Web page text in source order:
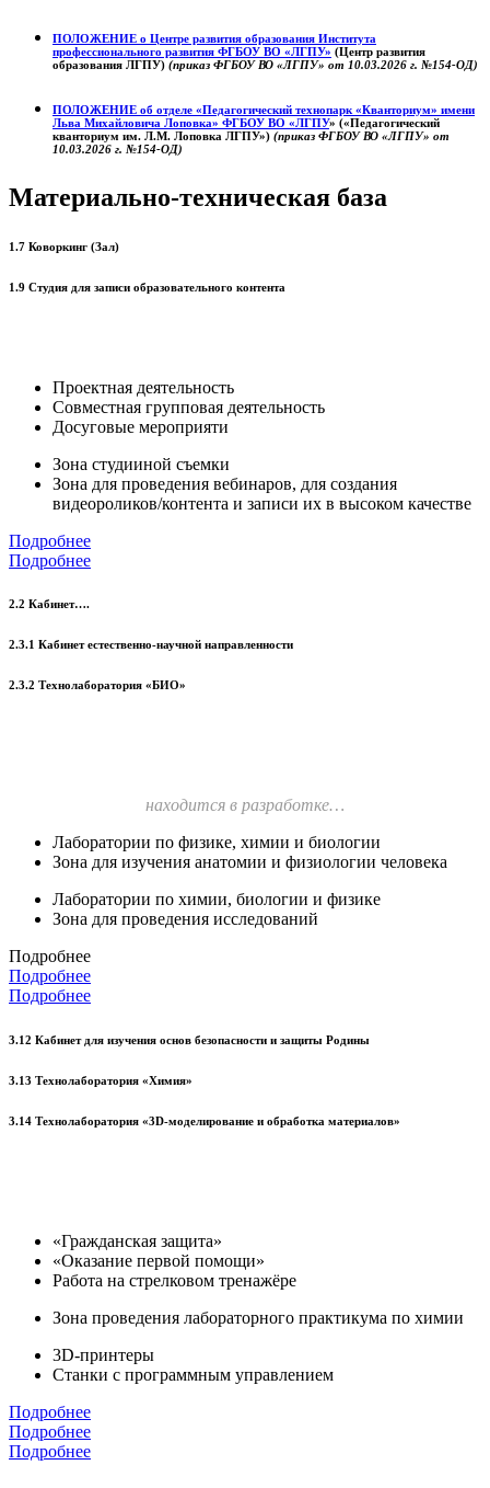
ПОЛОЖЕНИЕ о Центре развития образования Института
профессионального развития ФГБОУ ВО «ЛГПУ» (Центр развития
образования ЛГПУ) (приказ ФГБОУ ВО «ЛГПУ» от 10.03.2026 г. №154-ОД)
ПОЛОЖЕНИЕ об отделе «Педагогический технопарк «Кванториум» имени
Льва Михайловича Лоповка» ФГБОУ ВО «ЛГПУ» («Педагогический
кванториум им. Л.М. Лоповка ЛГПУ») (приказ ФГБОУ ВО «ЛГПУ» от
10.03.2026 г. №154-ОД)
Материально-техническая база
1.7 Коворкинг (Зал)
1.9 Студия для записи образовательного контента
Проектная деятельность
Совместная групповая деятельность
Досуговые мероприяти
Зона студииной съемки
Зона для проведения вебинаров, для создания
видеороликов/контента и записи их в высоком качестве
Подробнее
Подробнее
2.2 Кабинет….
2.3.1 Кабинет естественно-научной направленности
2.3.2 Технолаборатория «БИО»
находится в разработке…
Лаборатории по физике, химии и биологии
Зона для изучения анатомии и физиологии человека
Лаборатории по химии, биологии и физике
Зона для проведения исследований
Подробнее
Подробнее
Подробнее
3.12 Кабинет для изучения основ безопасности и защиты Родины
3.13 Технолаборатория «Химия»
3.14 Технолаборатория «3D-моделирование и обработка материалов»
«Гражданская защита»
«Оказание первой помощи»
Работа на стрелковом тренажёре
Зона проведения лабораторного практикума по химии
3D-принтеры
Станки с программным управлением
Подробнее
Подробнее
Подробнее